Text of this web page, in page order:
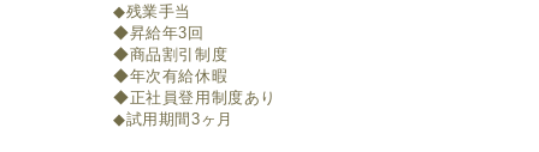
◆残業手当
◆昇給年3回
◆商品割引制度
◆年次有給休暇
◆正社員登用制度あり
◆試用期間3ヶ月